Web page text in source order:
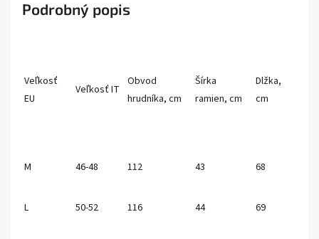
Podrobný popis
Veľkosť
EU
Veľkosť IT
Obvod
hrudníka, cm
Šírka
ramien, cm
Dlžka,
cm
M 46-48 112 43 68
L 50-52 116 44 69